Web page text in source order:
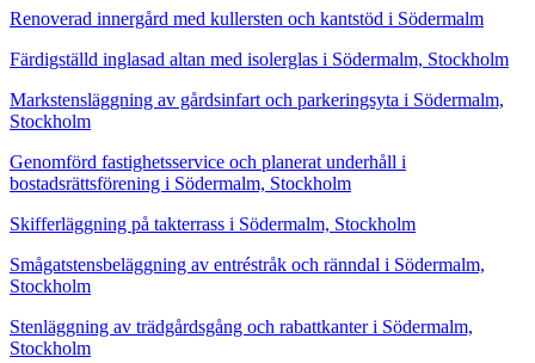
Renoverad innergård med kullersten och kantstöd i Södermalm
Färdigställd inglasad altan med isolerglas i Södermalm, Stockholm
Markstensläggning av gårdsinfart och parkeringsyta i Södermalm,
Stockholm
Genomförd fastighetsservice och planerat underhåll i
bostadsrättsförening i Södermalm, Stockholm
Skifferläggning på takterrass i Södermalm, Stockholm
Smågatstensbeläggning av entréstråk och ränndal i Södermalm,
Stockholm
Stenläggning av trädgårdsgång och rabattkanter i Södermalm,
Stockholm